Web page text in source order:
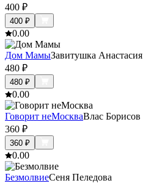
400 ₽
400 ₽
0.00
Дом МамыЗавитушка Анастасия
480 ₽
480 ₽
0.00
Говорит неМоскваВлас Борисов
360 ₽
360 ₽
0.00
БезмолвиеСеня Пеледова